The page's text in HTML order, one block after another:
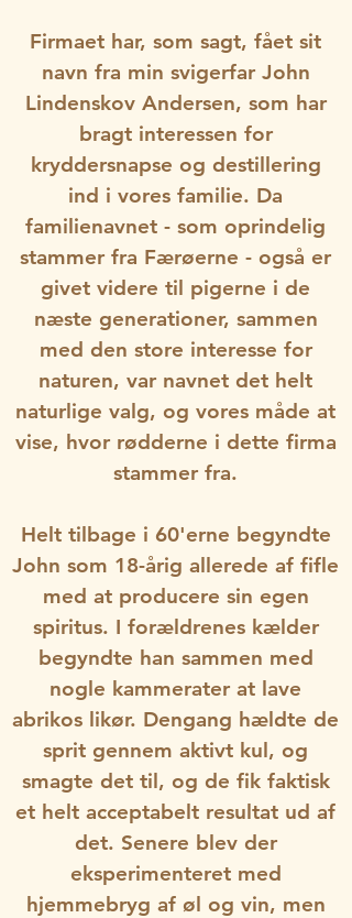
Firmaet har, som sagt, fået sit
navn fra min svigerfar John
Lindenskov Andersen, som har
bragt interessen for
kryddersnapse og destillering
ind i vores familie. Da
familienavnet - som oprindelig
stammer fra Færøerne - også er
givet videre til pigerne i de
næste generationer, sammen
med den store interesse for
naturen, var navnet det helt
naturlige valg, og vores måde at
vise, hvor rødderne i dette firma
stammer fra.
Helt tilbage i 60'erne begyndte
John som 18-årig allerede af fifle
med at producere sin egen
spiritus. I forældrenes kælder
begyndte han sammen med
nogle kammerater at lave
abrikos likør. Dengang hældte de
sprit gennem aktivt kul, og
smagte det til, og de fik faktisk
et helt acceptabelt resultat ud af
det. Senere blev der
eksperimenteret med
hjemmebryg af øl og vin, men